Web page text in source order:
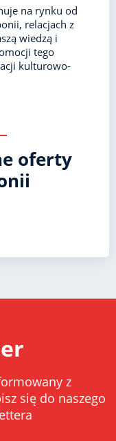
na rynku od
relacjach z
wiedzą i
tego
kulturowo-
oferty
z
się do naszego